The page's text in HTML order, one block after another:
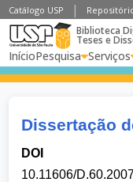
Catálogo USP
Biblioteca
Teses e
InícioPesquisa Serviços
Dissertação
DOI
10.11606/